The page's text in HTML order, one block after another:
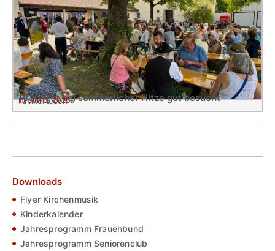
Pfarrfest bei sommerlicher Hitze gut besucht
Juli 6, 2026
Artikel lesen »
Downloads
Flyer Kirchenmusik
Kinderkalender
Jahresprogramm Frauenbund
Jahresprogramm Seniorenclub